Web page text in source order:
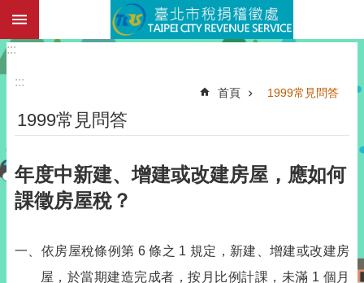
跳到主要內容區塊
:::
:::
首頁 1999常見問答
1999常見問答
年度中新建、增建或改建房屋，應如何
課徵房屋稅？
一、依房屋稅條例第 6 條之 1 規定，新建、增建或改建房
屋，於當期建造完成者，按月比例計課，未滿 1 個月